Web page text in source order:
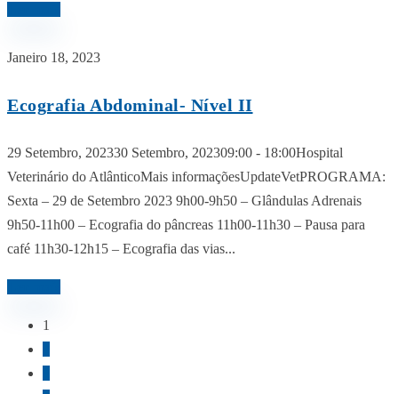
Janeiro 18, 2023
Ecografia Abdominal- Nível II
29 Setembro, 202330 Setembro, 202309:00 - 18:00Hospital
Veterinário do AtlânticoMais informaçõesUpdateVetPROGRAMA:
Sexta – 29 de Setembro 2023 9h00-9h50 – Glândulas Adrenais
9h50-11h00 – Ecografia do pâncreas 11h00-11h30 – Pausa para
café 11h30-12h15 – Ecografia das vias...
1